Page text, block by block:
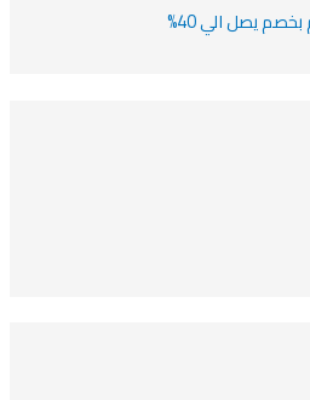
يصل الي 40%